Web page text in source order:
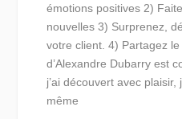
émotions positives 2)
nouvelles 3) Surprenez,
votre client. 4) Partagez
d’Alexandre Dubarry est
j’ai découvert avec
même